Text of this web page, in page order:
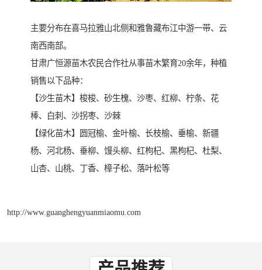
主要分布在喜马拉雅山北侧和雅鲁藏布江中游一带、云
南西南部。
甘肃广恒源苗木农民合作社从事苗木繁育20余年，种植
销售以下品种：
【沙生苗木】梭梭、砂生槐、沙枣、红柳、柠条、花
棒、白刺、沙拐枣、沙棘
【绿化苗木】圆冠榆、金叶榆、长枝榆、垂榆、新疆
杨、河北杨、垂柳、馒头柳、红枸杞、黑枸杞、杜梨、
山杏、山桃、丁香、樟子松、落叶松等
http://www.guanghengyuanmiaomu.com